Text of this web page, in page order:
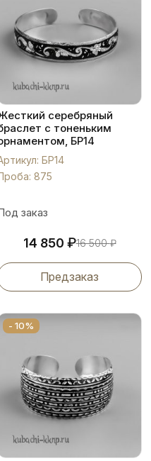
серебряный
с тоненьким
БР14
БР14
875
заказ
14 850 ₽16 500₽
Предзаказ
- 10%